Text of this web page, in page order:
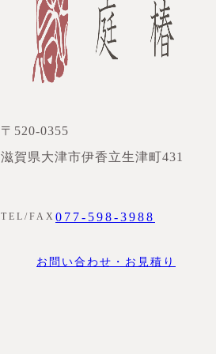
〒520-0355
滋賀県大津市伊香立生津町431
TEL/FAX 077-598-3988
お問い合わせ・お見積り